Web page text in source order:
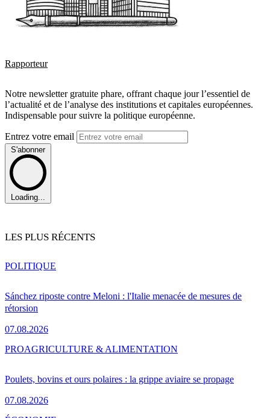
Rapporteur
Notre newsletter gratuite phare, offrant chaque jour l’essentiel de
l’actualité et de l’analyse des institutions et capitales européennes.
Indispensable pour suivre la politique européenne.
Entrez votre email
S'abonner
Loading...
LES PLUS RÉCENTS
Sánchez riposte contre Meloni : l'Italie menacée de mesures de
rétorsion
07.08.2026
POLITIQUE
Poulets, bovins et ours polaires : la grippe aviaire se propage
07.08.2026
PROAGRICULTURE & ALIMENTATION